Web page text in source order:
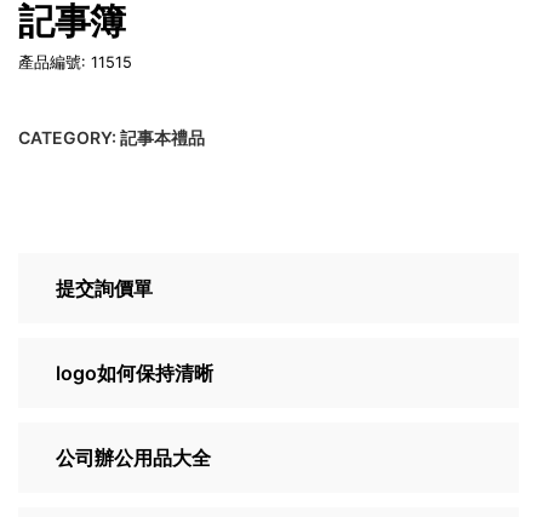
記事簿
產品編號: 11515
CATEGORY: 記事本禮品
提交詢價單
logo如何保持清晰
公司辦公用品大全